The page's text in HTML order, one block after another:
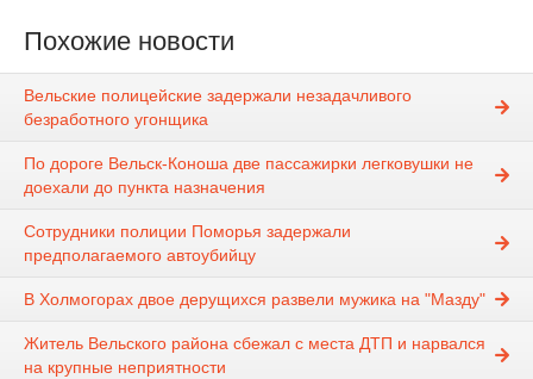
Похожие новости
Вельские полицейские задержали незадачливого
безработного угонщика
По дороге Вельск-Коноша две пассажирки легковушки не
доехали до пункта назначения
Сотрудники полиции Поморья задержали
предполагаемого автоубийцу
В Холмогорах двое дерущихся развели мужика на "Мазду"
Житель Вельского района сбежал с места ДТП и нарвался
на крупные неприятности